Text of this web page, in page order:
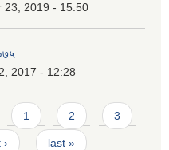
23, 2019 - 15:50
2017 - 12:28
1 2 3
last »